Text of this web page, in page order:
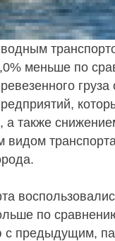
меньше по
а также
видом
по
с предыдущим,